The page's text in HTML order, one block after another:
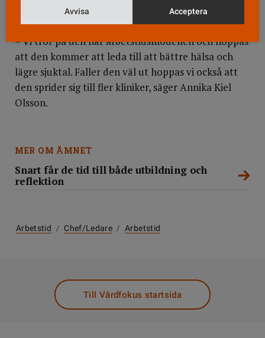
pågå året ut.
– Vi tror på den här arbetstidsmodellen och hoppas
att den kommer att leda till att bättre hälsa och
lägre sjuktal. Faller den väl ut hoppas vi också att
den sprider sig till fler kliniker, säger Annika Kiel
Olsson.
MER OM ÄMNET
Snart får de tid till både utbildning och
reflektion
Arbetstid / Chef/ledare / Arbetstid
Till Vårdfokus startsida
Avvisa Acceptera